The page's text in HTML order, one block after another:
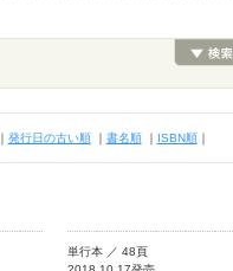
｜ 発行日の古い順 ｜ 書名順 ｜ ISBN順｜
単行本 ／ 48頁